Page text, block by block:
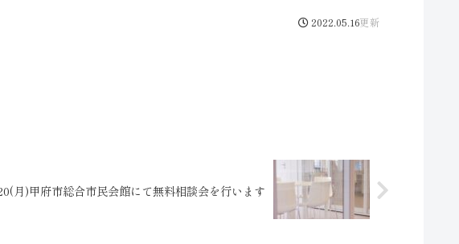
2022.05.16
月)甲府市総合市民会館にて無料相談会を行います